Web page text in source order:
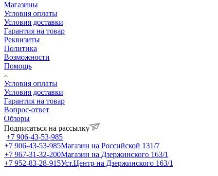
Магазины
Условия оплаты
Условия доставки
Гарантия на товар
Реквизиты
Политика
Возможности
Помощь
Условия оплаты
Условия доставки
Гарантия на товар
Вопрос-ответ
Обзоры
Подписаться на рассылку
+7 906-43-53-985
+7 906-43-53-985Магазин на Российской 131/7
+7 967-31-32-200Магазин на Дзержинского 163/1
+7 952-83-28-915Уст.Центр на Дзержинского 163/1